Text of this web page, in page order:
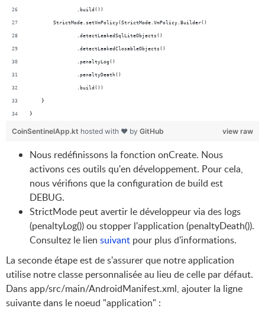
                .build())
        StrictMode.setVmPolicy(StrictMode.VmPolicy.Builder()
                .detectLeakedSqlLiteObjects()
                .detectLeakedClosableObjects()
                .penaltyLog()
                .penaltyDeath()
                .build())
    }
}
view raw
CoinSentinelApp.kt hosted with ❤ by GitHub
Nous redéfinissons la fonction onCreate. Nous
activons ces outils qu'en développement. Pour cela,
nous vérifions que la configuration de build est
DEBUG.
StrictMode peut avertir le développeur via des logs
(penaltyLog()) ou stopper l'application (penaltyDeath()).
Consultez le lien suivant pour plus d'informations.
La seconde étape est de s'assurer que notre application
utilise notre classe personnalisée au lieu de celle par défaut.
Dans app/src/main/AndroidManifest.xml, ajouter la ligne
suivante dans le noeud "application" :